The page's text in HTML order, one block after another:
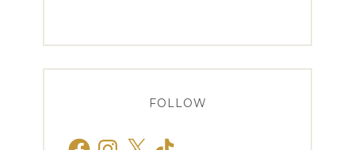
FOLLOW
FacebookInstagram
X TikTok